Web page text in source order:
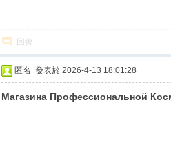
回復
匿名 發表於 2026-4-13 18:01:28
Магазина Профессиональной